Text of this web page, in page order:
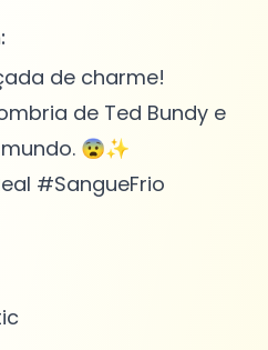
de charme!
de Ted Bundy e
😨✨
#SangueFrio